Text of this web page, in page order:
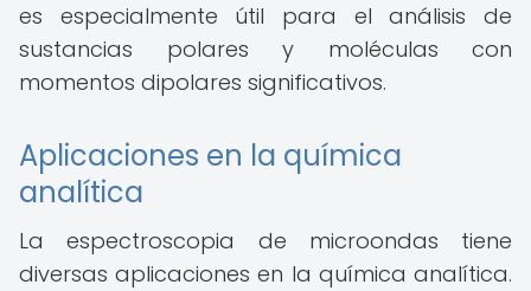
es especialmente útil para el análisis de
sustancias polares y moléculas con
momentos dipolares significativos.
Aplicaciones en la química
analítica
La espectroscopia de microondas tiene
diversas aplicaciones en la química analítica.